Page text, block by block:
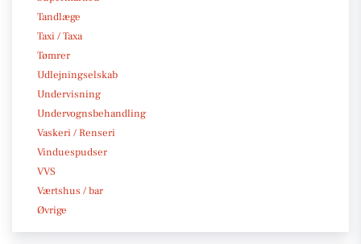
Tandlæge
Taxi / Taxa
Tømrer
Udlejningselskab
Undervisning
Undervognsbehandling
Vaskeri / Renseri
Vinduespudser
VVS
Værtshus / bar
Øvrige